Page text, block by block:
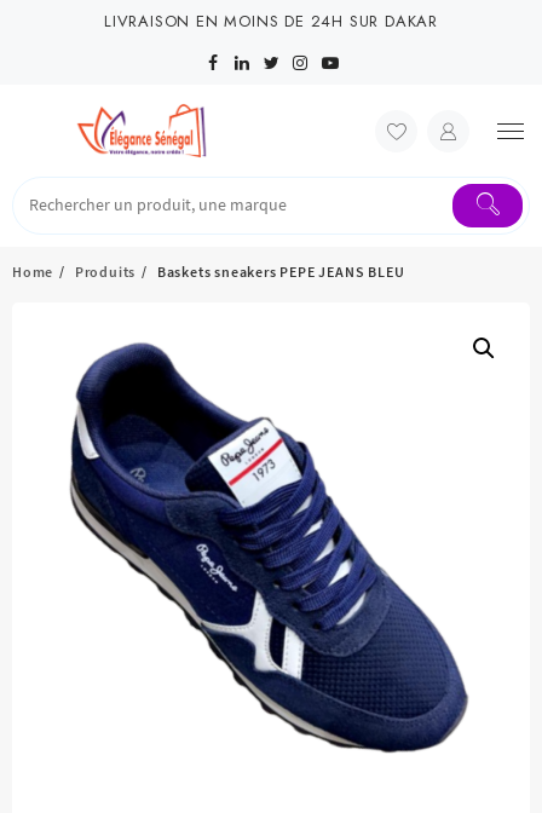
LIVRAISON EN MOINS DE 24H SUR DAKAR
Home Produits Baskets sneakers PEPE JEANS BLEU